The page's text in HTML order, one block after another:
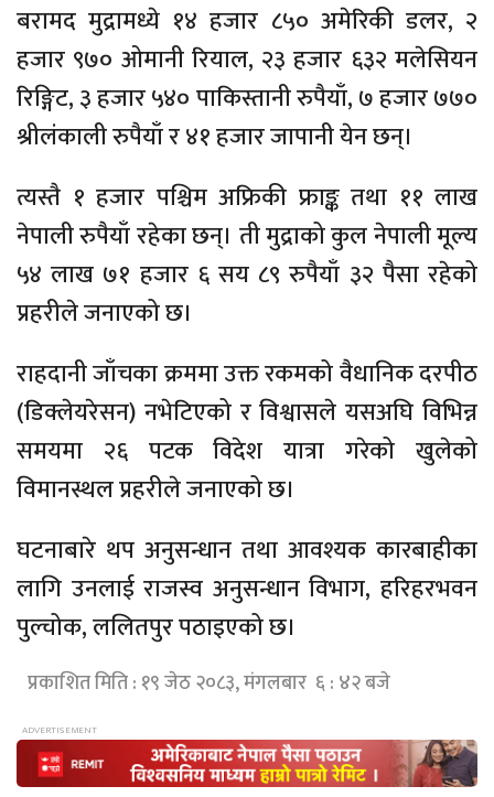
बरामद मुद्रामध्ये १४ हजार ८५० अमेरिकी डलर, २
हजार ९७० ओमानी रियाल, २३ हजार ६३२ मलेसियन
रिङ्गिट, ३ हजार ५४० पाकिस्तानी रुपैयाँ, ७ हजार ७७०
श्रीलंकाली रुपैयाँ र ४१ हजार जापानी येन छन्।
त्यस्तै १ हजार पश्चिम अफ्रिकी फ्राङ्क तथा ११ लाख
नेपाली रुपैयाँ रहेका छन्। ती मुद्राको कुल नेपाली मूल्य
५४ लाख ७१ हजार ६ सय ८९ रुपैयाँ ३२ पैसा रहेको
प्रहरीले जनाएको छ।
राहदानी जाँचका क्रममा उक्त रकमको वैधानिक दरपीठ
(डिक्लेयरेसन) नभेटिएको र विश्वासले यसअघि विभिन्न
समयमा २६ पटक विदेश यात्रा गरेको खुलेको
विमानस्थल प्रहरीले जनाएको छ।
घटनाबारे थप अनुसन्धान तथा आवश्यक कारबाहीका
लागि उनलाई राजस्व अनुसन्धान विभाग, हरिहरभवन
पुल्चोक, ललितपुर पठाइएको छ।
प्रकाशित मिति : १९ जेठ २०८३, मंगलबार ६ : ४२ बजे